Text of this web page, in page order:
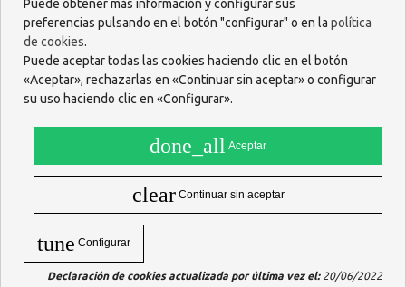
PRANAROM ACEITE ESENCIAL
ARBOL DE TE 10 ML
6,42 € 4,47 €
Puede obtener más información y configurar sus
preferencias pulsando en el botón "configurar" o en la política
de cookies.
Puede aceptar todas las cookies haciendo clic en el botón
«Aceptar», rechazarlas en «Continuar sin aceptar» o configurar
su uso haciendo clic en «Configurar».
done_all Aceptar
clear Continuar sin aceptar
tune Configurar
Declaración de cookies actualizada por última vez el:20/06/2022